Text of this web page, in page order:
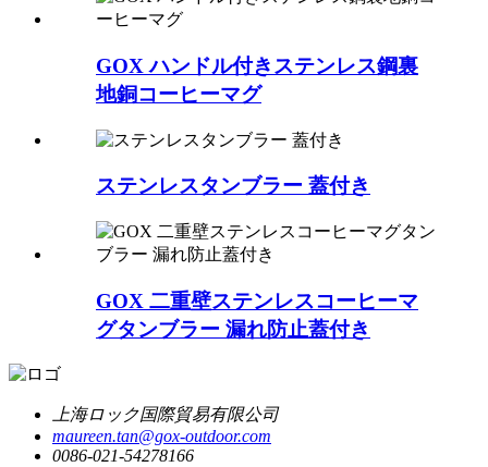
GOX ハンドル付きステンレス鋼裏
地銅コーヒーマグ
ステンレスタンブラー 蓋付き
GOX 二重壁ステンレスコーヒーマ
グタンブラー 漏れ防止蓋付き
上海ロック国際貿易有限公司
maureen.tan@gox-outdoor.com
0086-021-54278166